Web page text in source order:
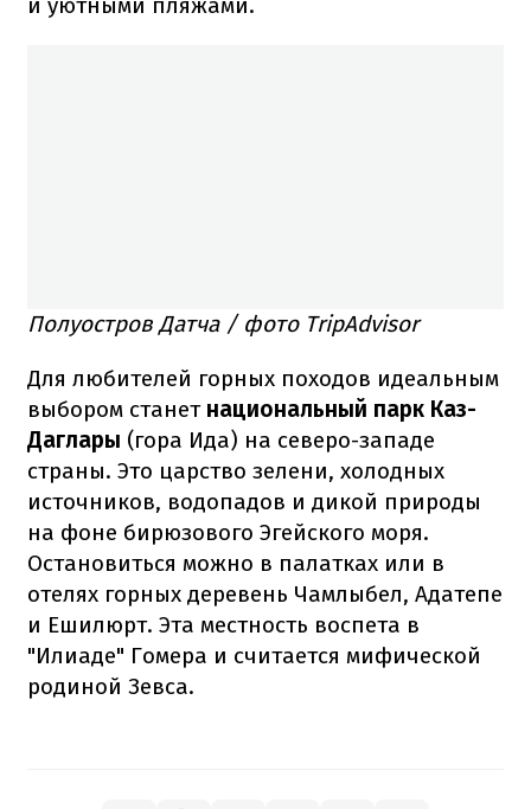
Полуостров Датча / фото TripAdvisor
Для любителей горных походов идеальным
выбором станет национальный парк Каз-
Даглары (гора Ида) на северо-западе
страны. Это царство зелени, холодных
источников, водопадов и дикой природы
на фоне бирюзового Эгейского моря.
Остановиться можно в палатках или в
отелях горных деревень Чамлыбел, Адатепе
и Ешилюрт. Эта местность воспета в
"Илиаде" Гомера и считается мифической
родиной Зевса.